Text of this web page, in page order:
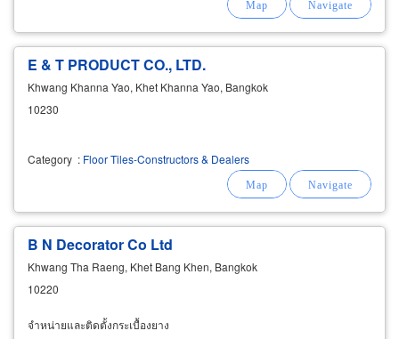
E & T PRODUCT CO., LTD.
Khwang Khanna Yao, Khet Khanna Yao, Bangkok
10230
Category : Floor Tiles-Constructors & Dealers
B N Decorator Co Ltd
Khwang Tha Raeng, Khet Bang Khen, Bangkok
10220
จำหน่ายและติดตั้งกระเบื้องยาง